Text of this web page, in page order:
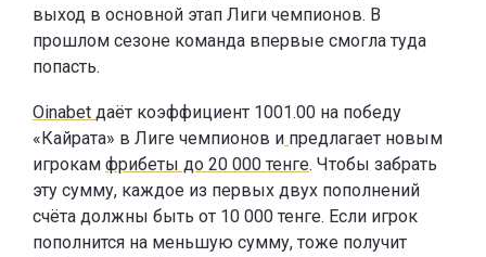
выход в основной этап Лиги чемпионов. В
прошлом сезоне команда впервые смогла туда
попасть.
Oinabet даёт коэффициент 1001.00 на победу
«Кайрата» в Лиге чемпионов и предлагает новым
игрокам фрибеты до 20 000 тенге. Чтобы забрать
эту сумму, каждое из первых двух пополнений
счёта должны быть от 10 000 тенге. Если игрок
пополнится на меньшую сумму, тоже получит